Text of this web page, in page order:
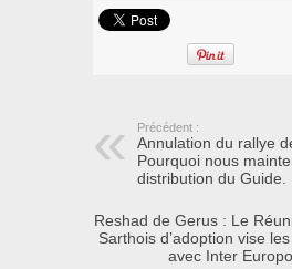
Précédent :
Annulation du rallye
Pourquoi nous
distribution du Guide.
Reshad de Gerus : Le
Sarthois d’adoption vise
avec Inter